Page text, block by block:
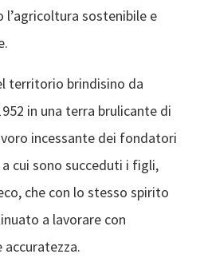
sostenibile e
territorio brindisino da
in una terra brulicante di
incessante dei fondatori
cui sono succeduti i figli,
che con lo stesso spirito
a lavorare con
accuratezza.